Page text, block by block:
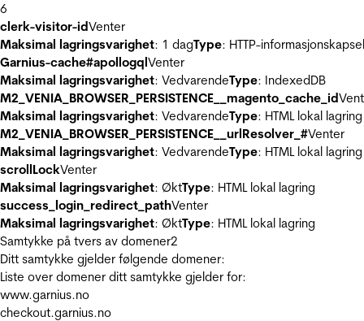
6
clerk-visitor-idVenter
Maksimal lagringsvarighet: 1 dagType: HTTP-informasjonskapsel
Garnius-cache#apollogqlVenter
Maksimal lagringsvarighet: VedvarendeType: IndexedDB
M2_VENIA_BROWSER_PERSISTENCE__magento_cache_id
Maksimal lagringsvarighet: VedvarendeType: HTML lokal lagring
M2_VENIA_BROWSER_PERSISTENCE__urlResolver_#Venter
Maksimal lagringsvarighet: VedvarendeType: HTML lokal lagring
scrollLockVenter
Maksimal lagringsvarighet: ØktType: HTML lokal lagring
success_login_redirect_pathVenter
Maksimal lagringsvarighet: ØktType: HTML lokal lagring
Samtykke på tvers av domener2
Ditt samtykke gjelder følgende domener:
Liste over domener ditt samtykke gjelder for:
www.garnius.no
checkout.garnius.no